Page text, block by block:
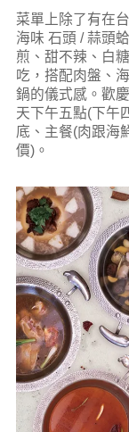
菜單上除了有在
海味 石頭 / 蒜頭
煎、甜不辣、白
吃，搭配肉盤、
鍋的儀式感。歡
天下午五點(下午
底、主餐(肉跟海
價)。